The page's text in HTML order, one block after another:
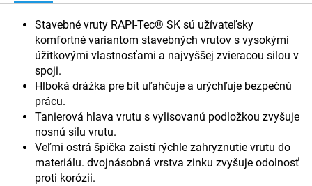
Stavebné vruty RAPI-Tec® SK sú užívateľsky
komfortné variantom stavebných vrutov s vysokými
úžitkovými vlastnosťami a najvyššej zvieracou silou v
spoji.
Hlboká drážka pre bit uľahčuje a urýchľuje bezpečnú
prácu.
Tanierová hlava vrutu s vylisovanú podložkou zvyšuje
nosnú silu vrutu.
Veľmi ostrá špička zaistí rýchle zahryznutie vrutu do
materiálu. dvojnásobná vrstva zinku zvyšuje odolnosť
proti korózii.